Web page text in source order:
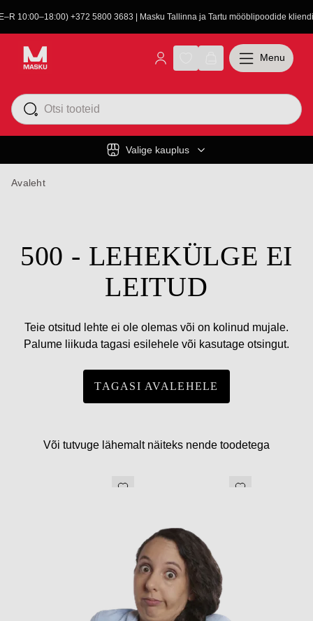
10:00–18:00) +372 5800 3683 | Masku Tallinna ja Tartu mööblipoodide
Valige kauplus
Menu
Avaleht
500 - LEHEKÜLGE EI
LEITUD
Teie otsitud lehte ei ole olemas või on kolinud mujale.
Palume liikuda tagasi esilehele või kasutage otsingut.
TAGASI AVALEHELE
Või tutvuge lähemalt näiteks nende toodetega